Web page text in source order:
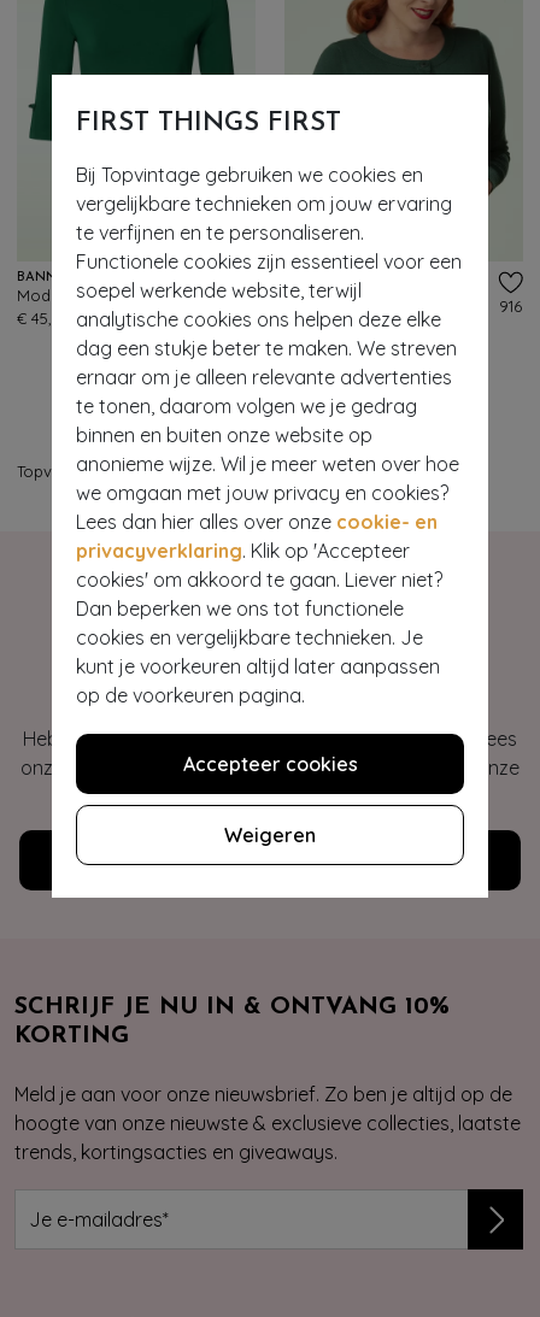
FIRST THINGS FIRST
Bij Topvintage gebruiken we cookies en
vergelijkbare technieken om jouw ervaring
te verfijnen en te personaliseren.
Functionele cookies zijn essentieel voor een
soepel werkende website, terwijl
analytische cookies ons helpen deze elke
dag een stukje beter te maken. We streven
ernaar om je alleen relevante advertenties
te tonen, daarom volgen we je gedrag
binnen en buiten onze website op
anonieme wijze. Wil je meer weten over hoe
we omgaan met jouw privacy en cookies?
Lees dan hier alles over onze cookie- en
privacyverklaring. Klik op 'Accepteer
cookies' om akkoord te gaan. Liever niet?
Dan beperken we ons tot functionele
cookies en vergelijkbare technieken. Je
kunt je voorkeuren altijd later aanpassen
op de voorkeuren pagina.
Accepteer cookies
Weigeren
BANNED RETRO
Modern Love Top in bosgroen
€ 45,95
Dolly vest in donkergroen
€ 45,95
916
Topvintage> Deals - tops
Hey gorgeous
Heb je vragen of heb je hulp nodig bij je bestelling? Lees
onze veelgestelde vragen of neem contact op met onze
klantenservice. Wij helpen je graag!
Klantenservice
SCHRIJF JE NU IN & ONTVANG 10%
KORTING
Meld je aan voor onze nieuwsbrief. Zo ben je altijd op de
hoogte van onze nieuwste & exclusieve collecties, laatste
trends, kortingsacties en giveaways.